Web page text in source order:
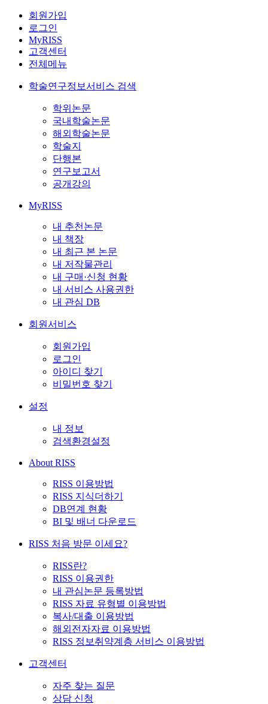
회원가입
로그인
MyRISS
고객센터
전체메뉴
학술연구정보서비스 검색
학위논문
국내학술논문
해외학술논문
학술지
단행본
연구보고서
공개강의
MyRISS
내 추천논문
내 책장
내 최근 본 논문
내 저작물관리
내 구매·신청 현황
내 서비스 사용권한
내 관심 DB
회원서비스
회원가입
로그인
아이디 찾기
비밀번호 찾기
설정
내 정보
검색환경설정
About RISS
RISS 이용방법
RISS 지식더하기
DB연계 현황
BI 및 배너 다운로드
RISS 처음 방문 이세요?
RISS란?
RISS 이용권한
내 관심논문 등록방법
RISS 자료 유형별 이용방법
복사/대출 이용방법
해외전자자료 이용방법
RISS 정보취약계층 서비스 이용방법
고객센터
자주 찾는 질문
상담 신청